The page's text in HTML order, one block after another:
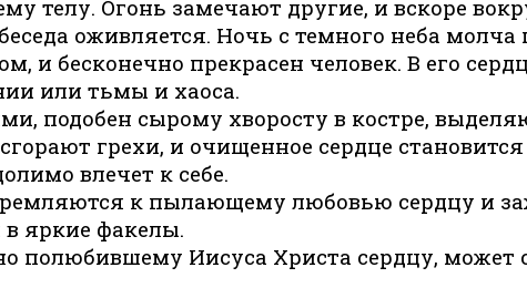
телу. Огонь замечают другие, и вскоре
оживляется. Ночь с темного неба
бесконечно прекрасен человек. В его
или тьмы и хаоса.
подобен сырому хворосту в костре,
грехи, и очищенное сердце
влечет к себе.
к пылающему любовью сердцу и
в яркие факелы.
полюбившему Иисуса Христа сердцу, может